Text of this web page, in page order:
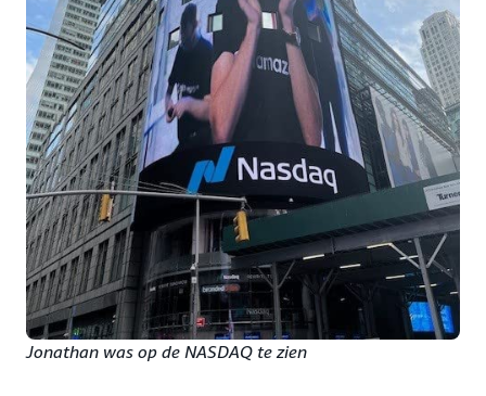
Jonathan was op de NASDAQ te zien